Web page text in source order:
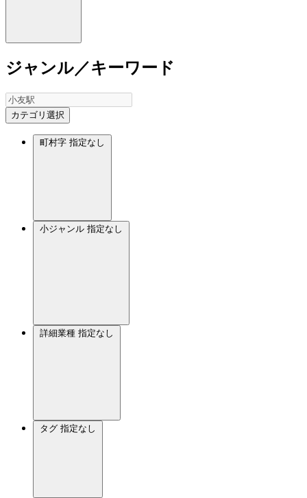
ジャンル／キーワード
カテゴリ選択
町村字 指定なし
小ジャンル 指定なし
詳細業種 指定なし
タグ 指定なし